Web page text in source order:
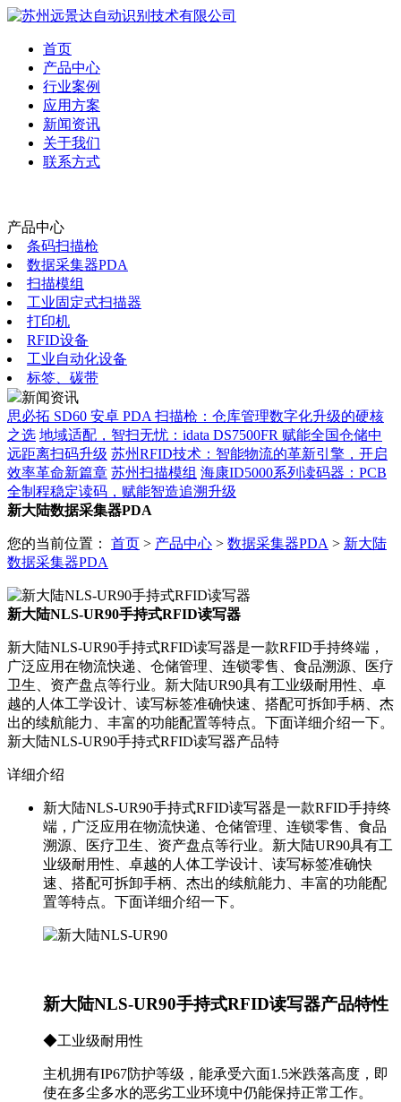
首页
产品中心
行业案例
应用方案
新闻资讯
关于我们
联系方式
产品中心
条码扫描枪
数据采集器PDA
扫描模组
工业固定式扫描器
打印机
RFID设备
工业自动化设备
标签、碳带
新闻资讯
思必拓 SD60 安卓 PDA 扫描枪：仓库管理数字化升级的硬核
之选 地域适配，智扫无忧：idata DS7500FR 赋能全国仓储中
远距离扫码升级 苏州RFID技术：智能物流的革新引擎，开启
效率革命新篇章 苏州扫描模组 海康ID5000系列读码器：PCB
全制程稳定读码，赋能智造追溯升级
新大陆数据采集器PDA
您的当前位置： 首页 > 产品中心 > 数据采集器PDA > 新大陆
数据采集器PDA
新大陆NLS-UR90手持式RFID读写器
新大陆NLS-UR90手持式RFID读写器是一款RFID手持终端，
广泛应用在物流快递、仓储管理、连锁零售、食品溯源、医疗
卫生、资产盘点等行业。新大陆UR90具有工业级耐用性、卓
越的人体工学设计、读写标签准确快速、搭配可拆卸手柄、杰
出的续航能力、丰富的功能配置等特点。下面详细介绍一下。
新大陆NLS-UR90手持式RFID读写器产品特
详细介绍
新大陆NLS-UR90手持式RFID读写器是一款RFID手持终
端，广泛应用在物流快递、仓储管理、连锁零售、食品
溯源、医疗卫生、资产盘点等行业。新大陆UR90具有工
业级耐用性、卓越的人体工学设计、读写标签准确快
速、搭配可拆卸手柄、杰出的续航能力、丰富的功能配
置等特点。下面详细介绍一下。
新大陆NLS-UR90手持式RFID读写器产品特性
◆工业级耐用性
主机拥有IP67防护等级，能承受六面1.5米跌落高度，即
使在多尘多水的恶劣工业环境中仍能保持正常工作。